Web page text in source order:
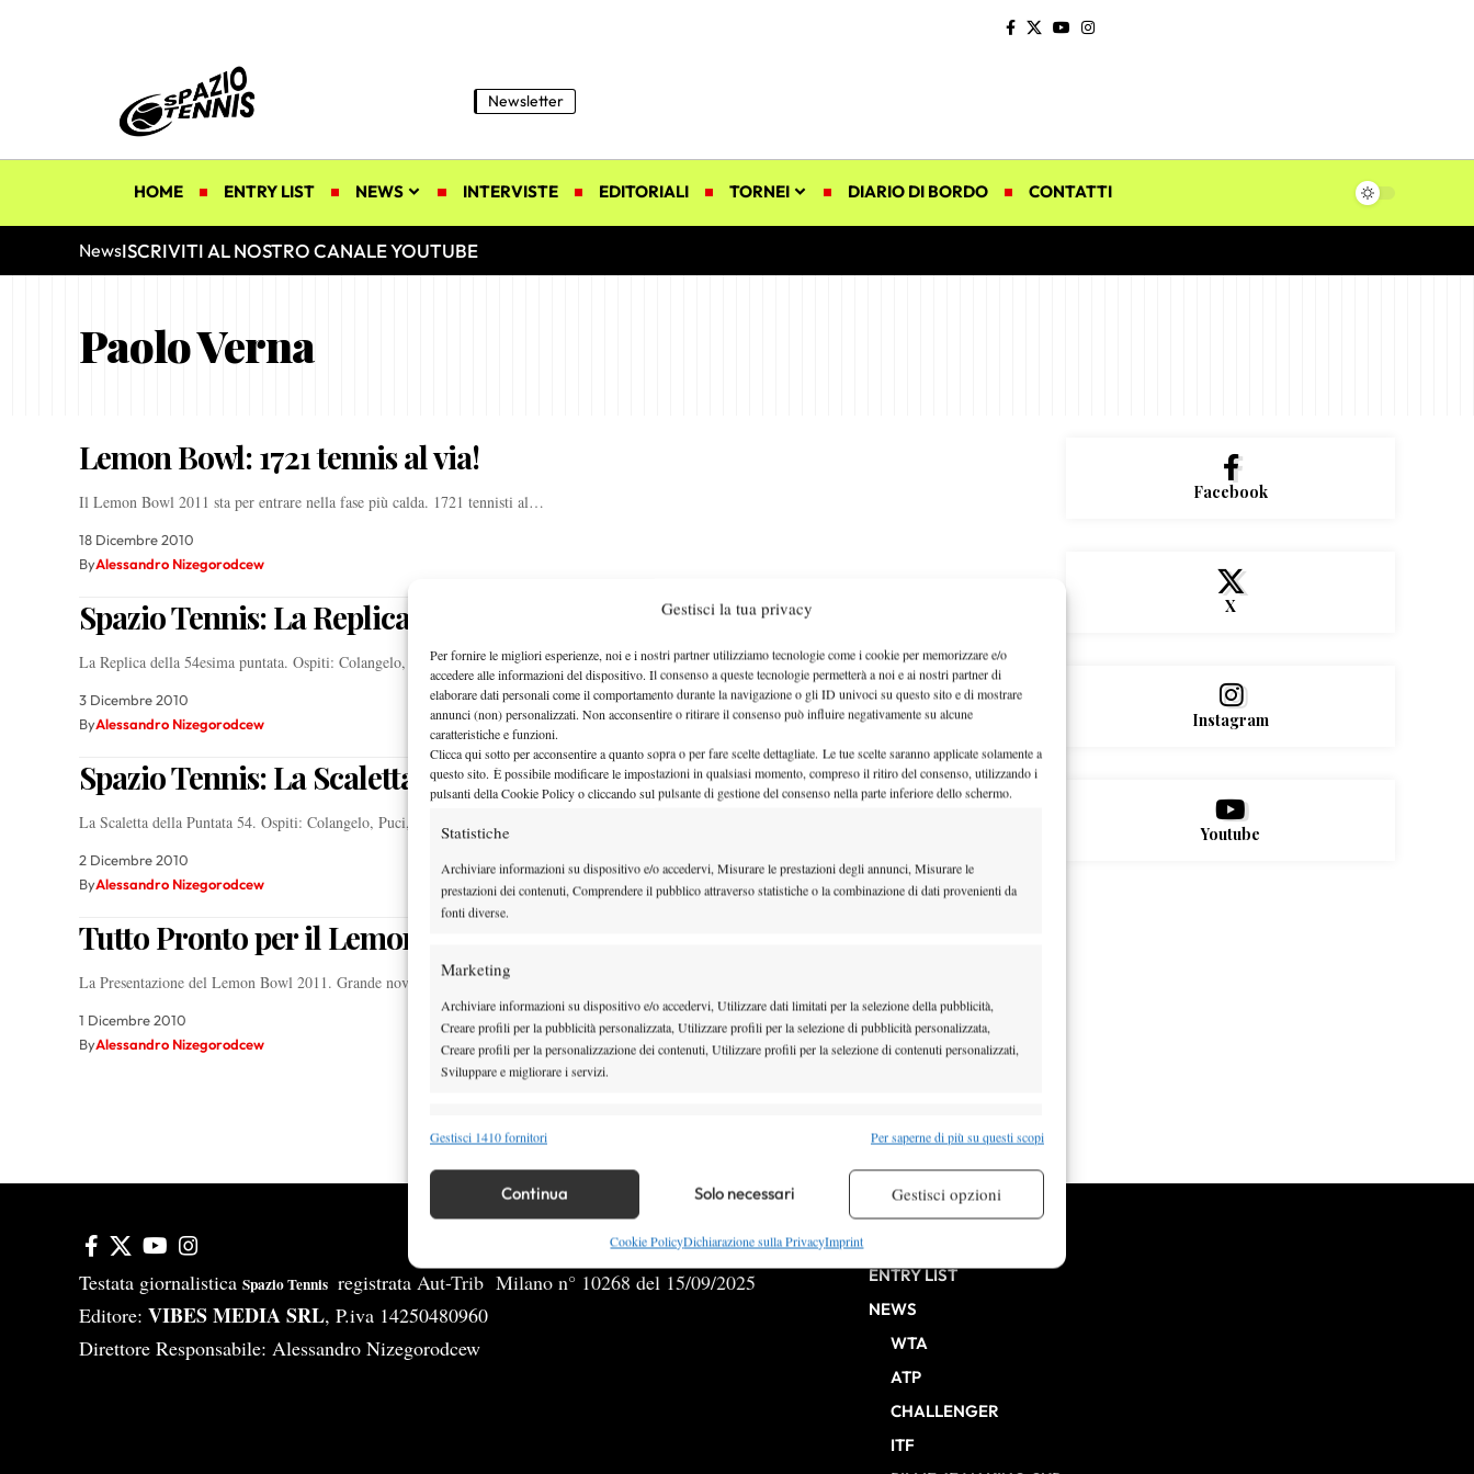
Gestisci la tua privacy
Per fornire le migliori esperienze, noi e i nostri partner utilizziamo tecnologie come i cookie per memorizzare e/o
accedere alle informazioni del dispositivo. Il consenso a queste tecnologie permetterà a noi e ai nostri partner di
elaborare dati personali come il comportamento durante la navigazione o gli ID univoci su questo sito e di mostrare
annunci (non) personalizzati. Non acconsentire o ritirare il consenso può influire negativamente su alcune
caratteristiche e funzioni.
Clicca qui sotto per acconsentire a quanto sopra o per fare scelte dettagliate. Le tue scelte saranno applicate solamente a
questo sito. È possibile modificare le impostazioni in qualsiasi momento, compreso il ritiro del consenso, utilizzando i
pulsanti della Cookie Policy o cliccando sul pulsante di gestione del consenso nella parte inferiore dello schermo.
Statistiche
Archiviare informazioni su dispositivo e/o accedervi, Misurare le prestazioni degli annunci, Misurare le
prestazioni dei contenuti, Comprendere il pubblico attraverso statistiche o la combinazione di dati provenienti da
fonti diverse.
Marketing
Archiviare informazioni su dispositivo e/o accedervi, Utilizzare dati limitati per la selezione della pubblicità,
Creare profili per la pubblicità personalizzata, Utilizzare profili per la selezione di pubblicità personalizzata,
Creare profili per la personalizzazione dei contenuti, Utilizzare profili per la selezione di contenuti personalizzati,
Sviluppare e migliorare i servizi.
Funzionalità
Identificare i dispositivi in base alle informazioni trasmesse automaticamente.
Garantire la sicurezza, prevenire e rilevare frodi, correggere errori,
Erogare e presentare pubblicità e contenuto, Salvare e comunicare le
Sempre attivo
Gestisci 1410 fornitori Per saperne di più su questi scopi
Continua Solo necessari Gestisci opzioni
Cookie PolicyDichiarazione sulla PrivacyImprint
Newsletter
HOME ENTRY LIST NEWS INTERVISTE EDITORIALI TORNEI DIARIO DI BORDO CONTATTI
NewsISCRIVITI AL NOSTRO CANALE YOUTUBE
Paolo Verna
Lemon Bowl: 1721 tennis al via!
Il Lemon Bowl 2011 sta per entrare nella fase più calda. 1721 tennisti al…
18 Dicembre 2010
ByAlessandro Nizegorodcew
Spazio Tennis: La Replica della Puntata n.54
La Replica della 54esima puntata. Ospiti: Colangelo, Puci, Verna, Bisti, Brancher
3 Dicembre 2010
ByAlessandro Nizegorodcew
Spazio Tennis: La Scaletta della Puntata n.54
La Scaletta della Puntata 54. Ospiti: Colangelo, Puci, Verna, Bisti e Brancher
2 Dicembre 2010
ByAlessandro Nizegorodcew
Tutto Pronto per il Lemon Bowl 2011
La Presentazione del Lemon Bowl 2011. Grande novità: il torneo under 14 si disputerà…
1 Dicembre 2010
ByAlessandro Nizegorodcew
Facebook
X
Instagram
Youtube
Testata giornalistica Spazio Tennis registrata Aut-Trib Milano n° 10268 del 15/09/2025
Editore: VIBES MEDIA SRL, P.iva 14250480960
Direttore Responsabile: Alessandro Nizegorodcew
ENTRY LIST
NEWS
WTA
ATP
CHALLENGER
ITF